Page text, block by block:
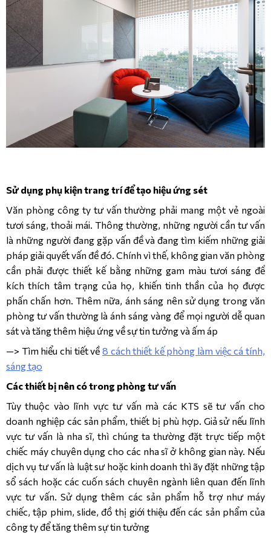
Sử dụng phụ kiện trang trí để tạo hiệu ứng sét
Văn phòng công ty tư vấn thường phải mang một vẻ ngoài
tươi sáng, thoải mái. Thông thường, những người cần tư vấn
là những người đang gặp vấn đề và đang tìm kiếm những giải
pháp giải quyết vấn đề đó. Chính vì thế, không gian văn phòng
cần phải được thiết kế bằng những gam màu tươi sáng để
kích thích tâm trạng của họ, khiến tinh thần của họ được
phấn chấn hơn. Thêm nữa, ánh sáng nên sử dụng trong văn
phòng tư vấn thường là ánh sáng vàng để mọi người dễ quan
sát và tăng thêm hiệu ứng về sự tin tưởng và ấm áp
—> Tìm hiểu chi tiết về 8 cách thiết kế phòng làm việc cá tính,
sáng tạo
Các thiết bị nên có trong phòng tư vấn
Tùy thuộc vào lĩnh vực tư vấn mà các KTS sẽ tư vấn cho
doanh nghiệp các sản phẩm, thiết bị phù hợp. Giả sử nếu lĩnh
vực tư vấn là nha sĩ, thì chúng ta thường đặt trực tiếp một
chiếc máy chuyên dụng cho các nha sĩ ở không gian này. Nếu
dịch vụ tư vấn là luật sư hoặc kinh doanh thì ãy đặt những tập
sổ sách hoặc các cuốn sách chuyên ngành liên quan đến lĩnh
vực tư vấn. Sử dụng thêm các sản phẩm hỗ trợ như máy
chiếc, tập phim, slide, đồ thị giới thiệu đến các sản phẩm của
công ty để tăng thêm sự tin tưởng